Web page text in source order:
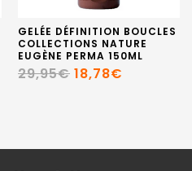
GELÉE DÉFINITION BOUCLES
COLLECTIONS NATURE
EUGÈNE PERMA 150ML
29,95€ 18,78€